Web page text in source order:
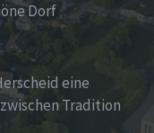
Dorf
eine
Tradition